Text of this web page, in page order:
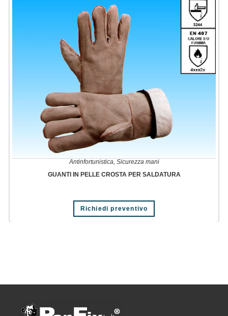
Antinfortunistica, Sicurezza mani
GUANTI IN PELLE CROSTA PER SALDATURA
Richiedi preventivo